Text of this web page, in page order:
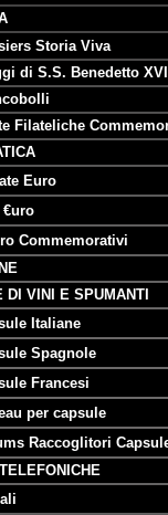
Storia Viva
di S.S. Benedetto XVI
Filateliche
Euro
€uro
Commemorativi
DI VINI E SPUMANTI
Italiane
Spagnole
Francesi
per capsule
Raccoglitori